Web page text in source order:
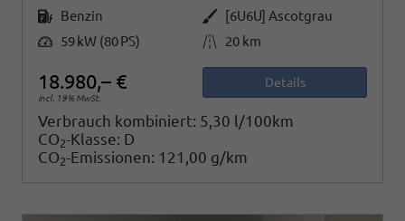
Kraftstoff Benzin Außenfarbe
[6U6U] Ascotgrau
Leistung 59 kW (80 PS) Kilometerstand 20 km
18.980,– €
incl. 19% MwSt.
Details
Verbrauch kombiniert: 5,30 l/100km
CO2-Klasse: D
CO2-Emissionen: 121,00 g/km